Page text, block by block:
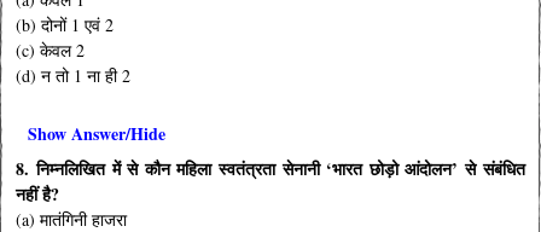
(b) दोनों 1 एवं 2
(c) केवल 2
(d) न तो 1 ना ही 2
Show Answer/Hide
8. निम्नलिखित में से कौन महिला स्वतंत्रता सेनानी ‘भारत छोड़ो आंदोलन’ से संबंधित
नहीं है?
(a) मातंगिनी हाजरा